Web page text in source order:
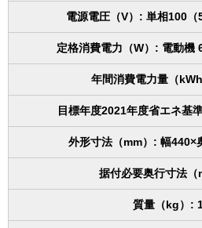
電源電圧（V）: 単相100（
定格消費電力（W）: 電動
年間消費電力量（
目標年度2021年度省エネ基
外形寸法（mm）: 幅440×
据付必要奥行寸法
質量（kg）: